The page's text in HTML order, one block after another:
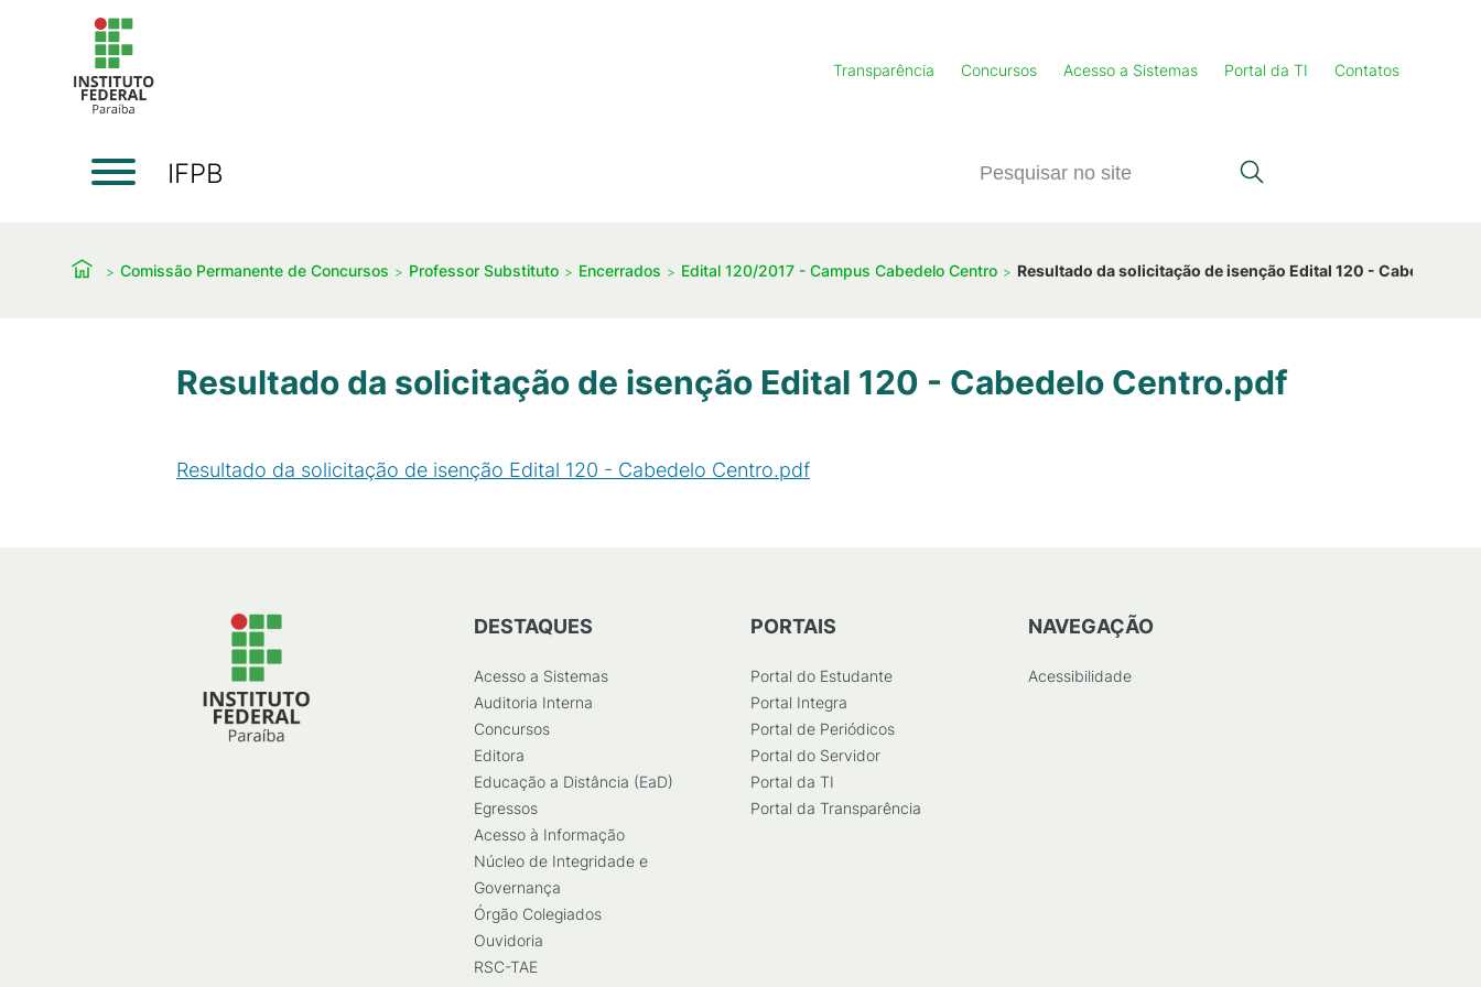
Transparência Concursos Acesso a Sistemas Portal da TI Contatos
IFPB
Comissão Permanente de Concursos Professor Substituto Encerrados Edital 120/2017 - Campus Cabedelo Centro Resultado da solicitação de isenção Edital 120 - Cabedelo
Resultado da solicitação de isenção Edital 120 - Cabedelo Centro.pdf
Resultado da solicitação de isenção Edital 120 - Cabedelo Centro.pdf
DESTAQUES
Acesso a Sistemas
Auditoria Interna
Concursos
Editora
Educação a Distância (EaD)
Egressos
Acesso à Informação
Núcleo de Integridade e
Governança
Órgão Colegiados
Ouvidoria
RSC-TAE
PORTAIS
Portal do Estudante
Portal Integra
Portal de Periódicos
Portal do Servidor
Portal da TI
Portal da Transparência
NAVEGAÇÃO
Acessibilidade